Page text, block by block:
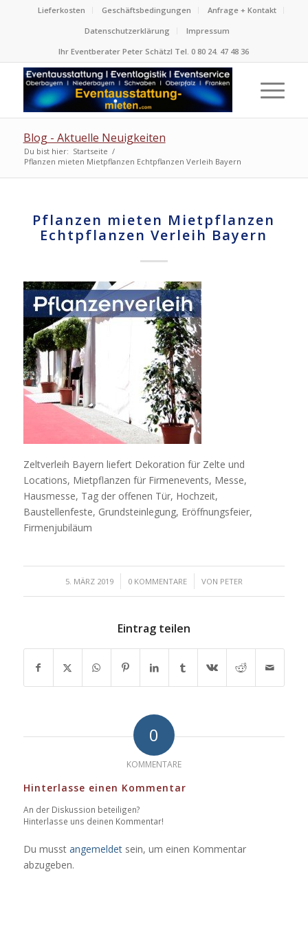
Lieferkosten Geschäftsbedingungen
Anfrage + Kontakt
Datenschutzerklärung
Impressum
Ihr Eventberater Peter Schätzl Tel. 0 80 24. 47 48 36
Blog - Aktuelle Neuigkeiten
Du bist hier: Startseite /
Pflanzen mieten Mietpflanzen Echtpflanzen Verleih Bayern
Pflanzen mieten Mietpflanzen
Echtpflanzen Verleih Bayern
Zeltverleih Bayern liefert Dekoration für Zelte und
Locations, Mietpflanzen für Firmenevents, Messe,
Hausmesse, Tag der offenen Tür, Hochzeit,
Baustellenfeste, Grundsteinlegung, Eröffnungsfeier,
Firmenjubiläum
5. MÄRZ 2019
/ 0 KOMMENTARE
/ VON PETER
Eintrag teilen
0
KOMMENTARE
Hinterlasse einen Kommentar
An der Diskussion beteiligen?
Hinterlasse uns deinen Kommentar!
Du musst angemeldetsein, um einen Kommentar
abzugeben.